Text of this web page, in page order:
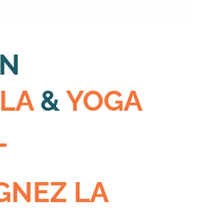
&YOGA
LA